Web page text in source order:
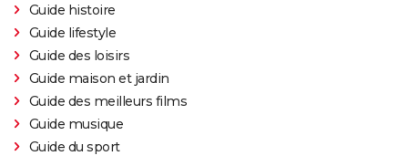
Guide histoire
Guide lifestyle
Guide des loisirs
Guide maison et jardin
Guide des meilleurs films
Guide musique
Guide du sport